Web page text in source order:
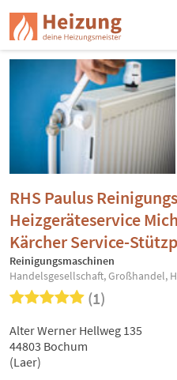
RHS Paulus
Heizgeräteservice
Kärcher Service-
Reinigungsmaschinen
Handelsgesellschaft, Großhandel,
(1)
Alter Werner Hellweg 135
44803 Bochum
(Laer)